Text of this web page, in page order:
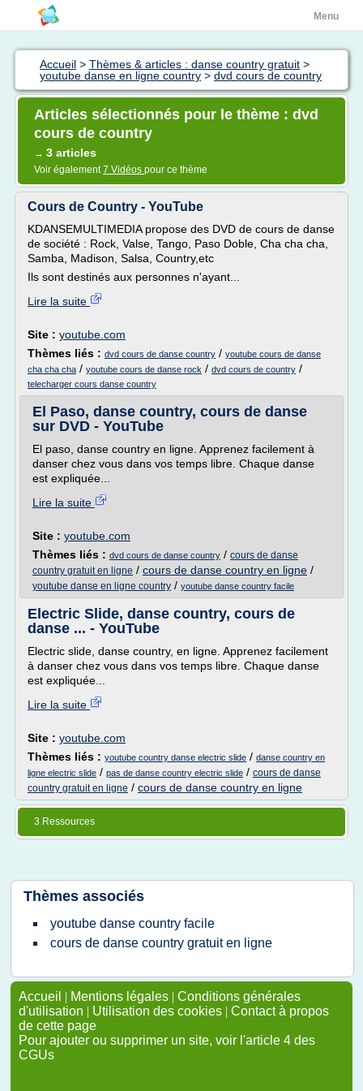
Menu
Accueil > Thèmes & articles : danse country gratuit >
youtube danse en ligne country > dvd cours de country
Articles sélectionnés pour le thème : dvd
cours de country
→ 3 articles
Voir également7 Vidéos pour ce thème
Cours de Country - YouTube
KDANSEMULTIMEDIA propose des DVD de cours de danse
de société : Rock, Valse, Tango, Paso Doble, Cha cha cha,
Samba, Madison, Salsa, Country,etc
Ils sont destinés aux personnes n'ayant...
Lire la suite
Site : youtube.com
Thèmes liés : dvd cours de danse country / youtube cours de danse
cha cha cha / youtube cours de danse rock / dvd cours de country /
telecharger cours danse country
El Paso, danse country, cours de danse
sur DVD - YouTube
El paso, danse country en ligne. Apprenez facilement à
danser chez vous dans vos temps libre. Chaque danse
est expliquée...
Lire la suite
Site : youtube.com
Thèmes liés : dvd cours de danse country / cours de danse
country gratuit en ligne / cours de danse country en ligne /
youtube danse en ligne country / youtube danse country facile
Electric Slide, danse country, cours de
danse ... - YouTube
Electric slide, danse country, en ligne. Apprenez facilement
à danser chez vous dans vos temps libre. Chaque danse
est expliquée...
Lire la suite
Site : youtube.com
Thèmes liés : youtube country danse electric slide / danse country en
ligne electric slide / pas de danse country electric slide / cours de danse
country gratuit en ligne / cours de danse country en ligne
3 Ressources
Thèmes associés
youtube danse country facile
cours de danse country gratuit en ligne
Accueil | Mentions légales | Conditions générales
d'utilisation | Utilisation des cookies | Contact à propos
de cette page
Pour ajouter ou supprimer un site, voir l'article 4 des
CGUs